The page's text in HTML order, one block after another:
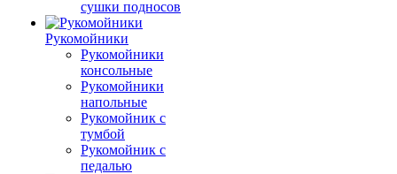
сушки подносов
Рукомойники
Рукомойники
консольные
Рукомойники
напольные
Рукомойник с
тумбой
Рукомойник с
педалью